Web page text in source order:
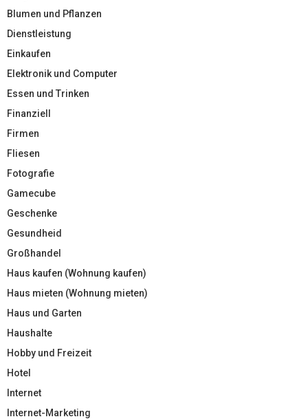
Blumen und Pflanzen
Dienstleistung
Einkaufen
Elektronik und Computer
Essen und Trinken
Finanziell
Firmen
Fliesen
Fotografie
Gamecube
Geschenke
Gesundheid
Großhandel
Haus kaufen (Wohnung kaufen)
Haus mieten (Wohnung mieten)
Haus und Garten
Haushalte
Hobby und Freizeit
Hotel
Internet
Internet-Marketing